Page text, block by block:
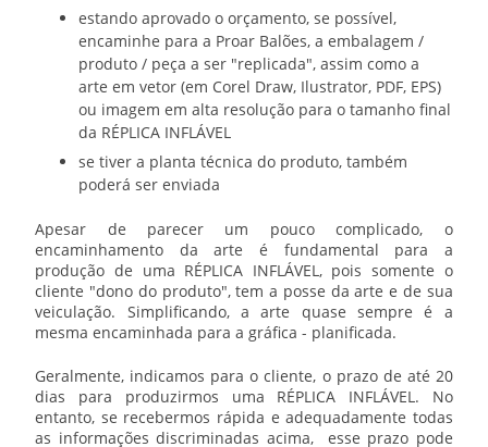
estando aprovado o orçamento, se possível,
encaminhe para a Proar Balões, a embalagem /
produto / peça a ser "replicada", assim como a
arte em vetor (em Corel Draw, Ilustrator, PDF, EPS)
ou imagem em alta resolução para o tamanho final
da RÉPLICA INFLÁVEL
se tiver a planta técnica do produto, também
poderá ser enviada
Apesar de parecer um pouco complicado, o
encaminhamento da arte é fundamental para a
produção de uma RÉPLICA INFLÁVEL, pois somente o
cliente "dono do produto", tem a posse da arte e de sua
veiculação. Simplificando, a arte quase sempre é a
mesma encaminhada para a gráfica - planificada.
Geralmente, indicamos para o cliente, o prazo de até 20
dias para produzirmos uma RÉPLICA INFLÁVEL. No
entanto, se recebermos rápida e adequadamente todas
as informações discriminadas acima, esse prazo pode